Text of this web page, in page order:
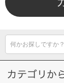
何かお探しですか？